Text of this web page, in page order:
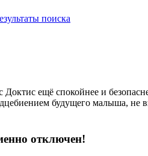
поиска
Доктис ещё спокойнее и
будущего малыша, не
отключен!